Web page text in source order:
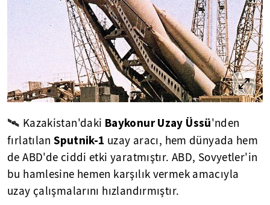
🛰 Kazakistan'daki Baykonur Uzay Üssü'nden
fırlatılanSputnik-1 uzay aracı, hem dünyada hem
de ABD'de ciddi etki yaratmıştır. ABD, Sovyetler'in
bu hamlesine hemen karşılık vermek amacıyla
uzay çalışmalarını hızlandırmıştır.